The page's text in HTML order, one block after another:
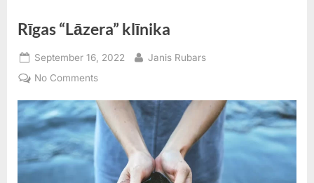
Rīgas “Lāzera” klīnika
Posted
on
September 16, 2022 By
Janis Rubars
No Commentson
“Lāzera”
klīnika